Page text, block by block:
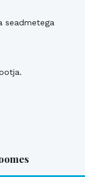
seadmetega